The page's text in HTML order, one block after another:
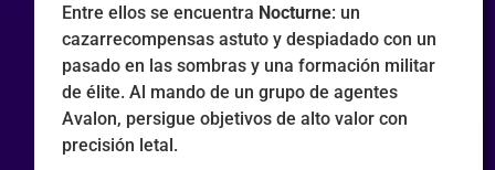
Entre ellos se encuentra Nocturne: un
cazarrecompensas astuto y despiadado con un
pasado en las sombras y una formación militar
de élite. Al mando de un grupo de agentes
Avalon, persigue objetivos de alto valor con
precisión letal.